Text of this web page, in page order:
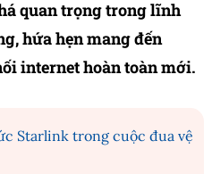
quan trọng trong lĩnh
hứa hẹn mang đến
internet hoàn toàn mới.
Starlink trong cuộc đua vệ